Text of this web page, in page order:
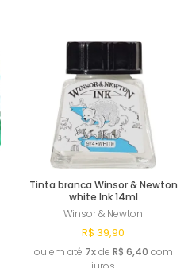
Tinta branca Winsor & Newton
white Ink 14ml
Winsor & Newton
R$ 39,90
ou em até 7xde R$ 6,40 com